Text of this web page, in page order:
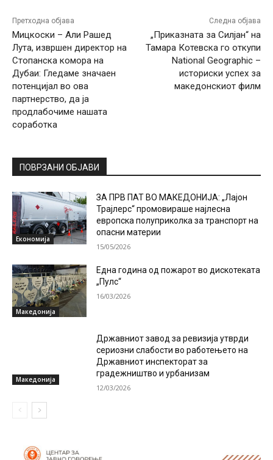
Претходна објава
Мицкоски – Али Рашед
Лута, извршен директор на
Стопанска комора на
Дубаи: Гледаме значаен
потенцијал во ова
партнерство, да ја
продлабочиме нашата
соработка
Следна објава
„Приказната за Силјан“ на
Тамара Котевска го откупи
National Geographic –
историски успех за
македонскиот филм
ПОВРЗАНИ ОБЈАВИ
Економија
ЗА ПРВ ПАТ ВО МАКЕДОНИЈА: „Лајон
Трајлерс“ промовираше најлесна
европска полуприколка за транспорт на
опасни материи
15/05/2026
Македонија
Една година од пожарот во дискотеката
„Пулс“
16/03/2026
Македонија
Државниот завод за ревизија утврди
сериозни слабости во работењето на
Државниот инспекторат за
градежништво и урбанизам
12/03/2026